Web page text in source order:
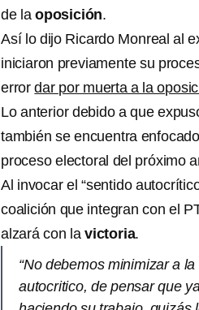
de la oposición.
Así lo dijo Ricardo Monreal al
iniciaron previamente su
errordar por muerta a la
Lo anterior debido a que
también se encuentra
proceso electoral del próximo
Al invocar el “sentido
coalición que integran con el
alzará con lavictoria.
“No debemos minimizar a
autocritico, de pensar que